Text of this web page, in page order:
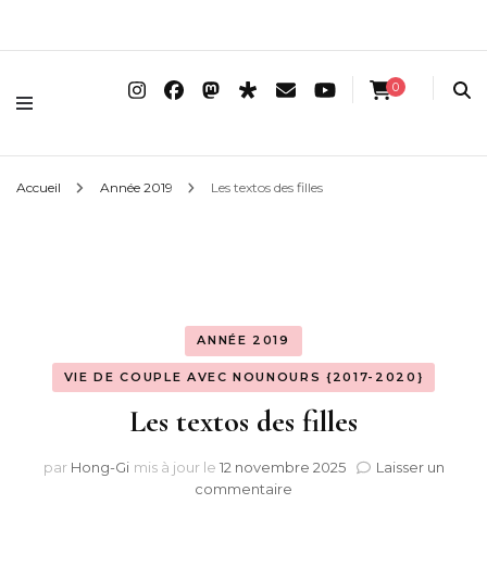
0
Accueil Année 2019 Les textos des filles
ANNÉE 2019
VIE DE COUPLE AVEC NOUNOURS {2017-2020}
Les textos des filles
par Hong-Gi mis à jour le 12 novembre 2025
Laisser un
commentaire